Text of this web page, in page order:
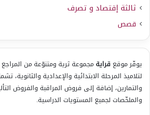
ثالثة إقتصاد و تصرف
قصص
يوفّر موقع قرايةمجموعة ثرية ومتنوّعة من المراجع
لتلاميذ المرحلة الابتدائية والإعدادية والثانوية،
والتمارين، إضافة إلى فروض المراقبة والفروض
والملخّصات لجميع المستويات الدراسية.